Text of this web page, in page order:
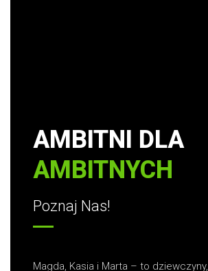
AMBITNI DLA
AMBITNYCH
Poznaj Nas!
Magda, Kasia i Marta – to